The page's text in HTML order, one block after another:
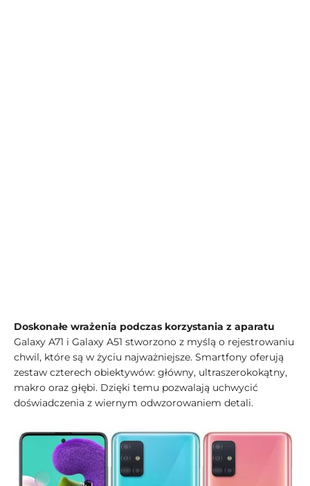
Doskonałe wrażenia podczas korzystania z aparatu
Galaxy A71 i Galaxy A51 stworzono z myślą o rejestrowaniu
chwil, które są w życiu najważniejsze. Smartfony oferują
zestaw czterech obiektywów: główny, ultraszerokokątny,
makro oraz głębi. Dzięki temu pozwalają uchwycić
doświadczenia z wiernym odwzorowaniem detali.